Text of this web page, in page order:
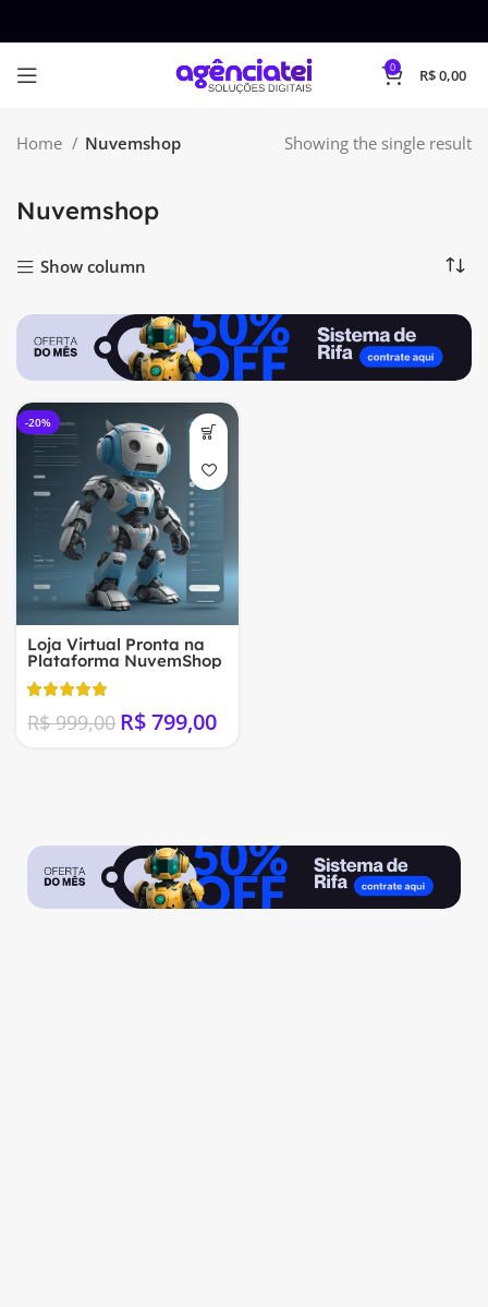
0 R$0,00
Home Nuvemshop Showing the single result
Nuvemshop
Show column
-20%
Loja Virtual Pronta na
Plataforma NuvemShop
R$999,00 R$799,00